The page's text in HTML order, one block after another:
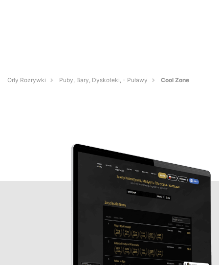
Orły Rozrywki Puby, Bary, Dyskoteki, - Puławy Cool Zone